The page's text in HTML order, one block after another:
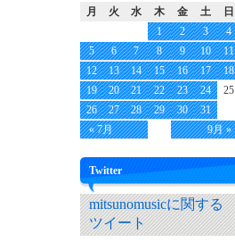
月
火 水 木 金 土 日
« 7月 9月 »
1 2 3
4
5
6 7 8 9 10
11
12
13 14 15 16 17
18
19
20 21 22 23 24
25
26
27 28 29 30 31
Twitter
mitsunomusicに関する
ツイート